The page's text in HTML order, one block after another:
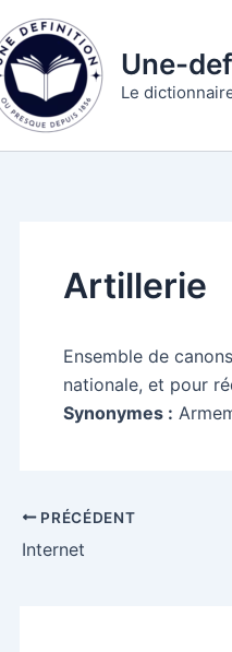
Une-
Le
Artillerie
Ensemble de
nationale, et pour
Synonymes :
PRÉCÉDENT
Internet